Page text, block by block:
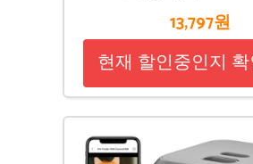
13,797원
현재 할인중인지